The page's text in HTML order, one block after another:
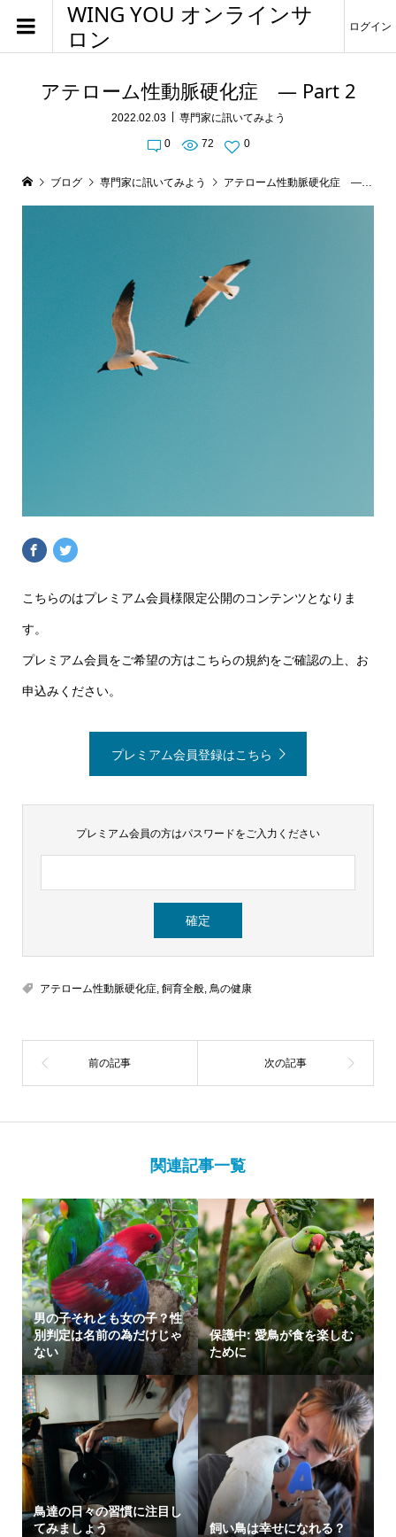
WING YOU オンラインサ
ロン
ログイン
アテローム性動脈硬化症 ― Part 2
2022.02.03 専門家に訊いてみよう
0 72 0
ブログ 専門家に訊いてみよう アテローム性動脈硬化症 ― Part 2
こちらのはプレミアム会員様限定公開のコンテンツとなりま
す。
プレミアム会員をご希望の方はこちらの規約をご確認の上、お
申込みください。
プレミアム会員登録はこちら
プレミアム会員の方はパスワードをご入力ください
アテローム性動脈硬化症, 飼育全般, 鳥の健康
関連記事一覧
男の子それとも女の子？性
別判定は名前の為だけじゃ
ない
保護中: 愛鳥が食を楽しむ
ために
鳥達の日々の習慣に注目し
てみましょう
飼い鳥は幸せになれる？